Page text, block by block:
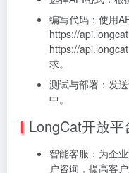
编写代码：使用
https://
https://
求。
测试与部署：发
中。
LongCat开放
智能客服：为企
户咨询，提高客户